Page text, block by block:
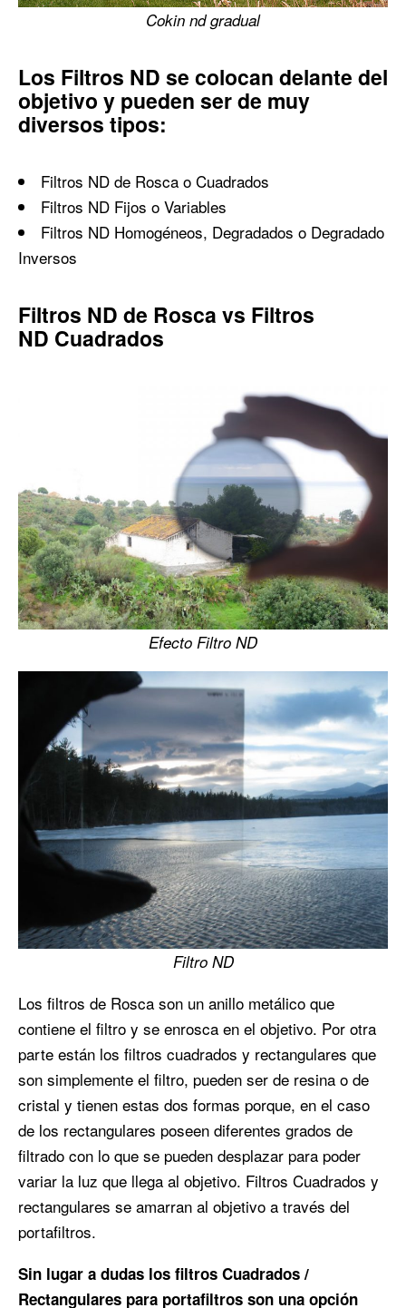
Cokin nd gradual
Los Filtros ND se colocan delante del
objetivo y pueden ser de muy
diversos tipos:
Filtros ND de Rosca o Cuadrados
Filtros ND Fijos o Variables
Filtros ND Homogéneos, Degradados o Degradado
Inversos
Filtros ND de Rosca vs Filtros
ND Cuadrados
Efecto Filtro ND
Filtro ND
Los filtros de Rosca son un anillo metálico que
contiene el filtro y se enrosca en el objetivo. Por otra
parte están los filtros cuadrados y rectangulares que
son simplemente el filtro, pueden ser de resina o de
cristal y tienen estas dos formas porque, en el caso
de los rectangulares poseen diferentes grados de
filtrado con lo que se pueden desplazar para poder
variar la luz que llega al objetivo. Filtros Cuadrados y
rectangulares se amarran al objetivo a través del
portafiltros.
Sin lugar a dudas los filtros Cuadrados /
Rectangulares para portafiltros son una opción